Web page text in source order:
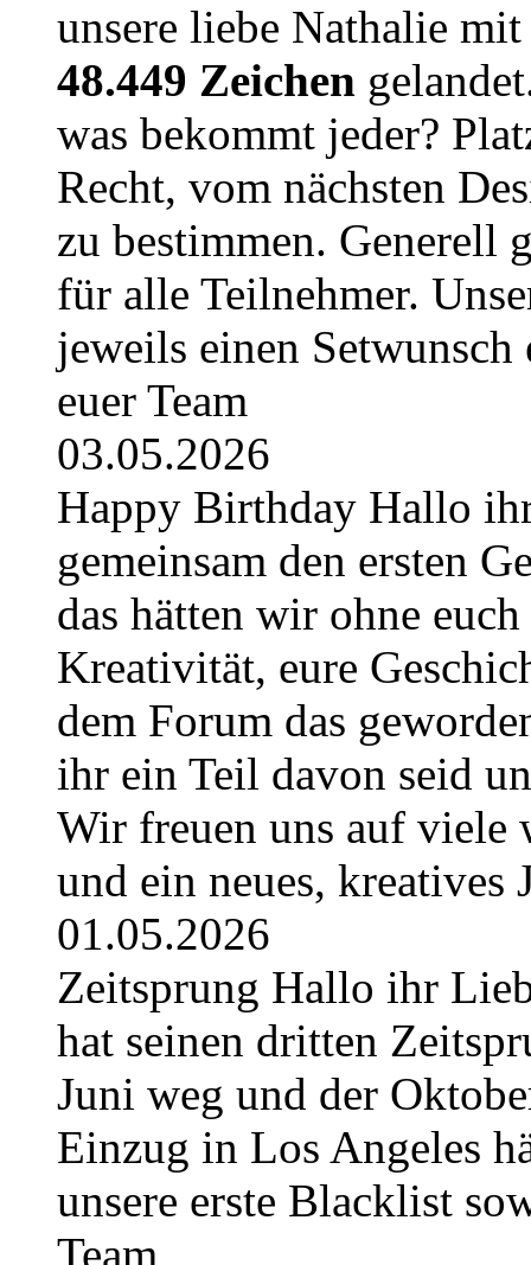
unsere liebe Nathalie
48.449 Zeichen
was bekommt jeder?
Recht, vom nächsten
zu bestimmen. Generell
für alle Teilnehmer.
jeweils einen
euer Team
03.05.2026
Happy Birthday Hallo
gemeinsam den ersten
das hätten wir ohne
Kreativität, eure
dem Forum das
ihr ein Teil davon seid
Wir freuen uns auf viele
und ein neues, kreatives
01.05.2026
Zeitsprung Hallo ihr
hat seinen dritten
Juni weg und der
Einzug in Los Angeles
unsere erste Blacklist
Team